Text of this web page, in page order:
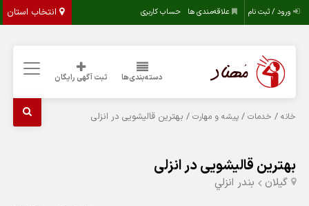
انتخاب استان ورود / ثبت نام علاقه‌مندی ها حساب کاربری
دسته‌بندی‌ها ثبت آگهی رایگان
خانه / خدمات /پیشه و مهارت / بهترین قالیشویی در انزلی
بهترین قالیشویی در انزلی
گیلان بندر انزلي